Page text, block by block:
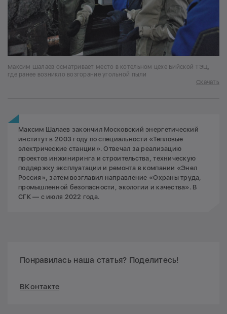
Максим Шалаев осматривает место в котельном цехе Бийской ТЭЦ,
где ранее возникло возгорание угольной пыли
Скачать
Максим Шалаев закончил Московский энергетический
институт в 2003 году по специальности «Тепловые
электрические станции». Отвечал за реализацию
проектов инжиниринга и строительства, техническую
поддержку эксплуатации и ремонта в компании «Энел
Россия», затем возглавил направление «Охраны труда,
промышленной безопасности, экологии и качества». В
СГК — с июля 2022 года.
Понравилась наша статья? Поделитесь!
ВКонтакте